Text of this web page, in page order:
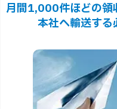
月間1,000件ほどの領
本社へ輸送する